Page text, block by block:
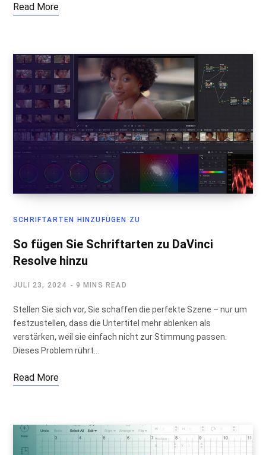
Read More
SCHRIFTARTEN HINZUFÜGEN ZU
So fügen Sie Schriftarten zu DaVinci
Resolve hinzu
JULI 23, 2024 9 MINS READ
Stellen Sie sich vor, Sie schaffen die perfekte Szene – nur um
festzustellen, dass die Untertitel mehr ablenken als
verstärken, weil sie einfach nicht zur Stimmung passen.
Dieses Problem rührt…
Read More